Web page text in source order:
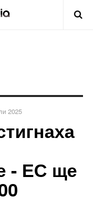
2025
- ЕС ще